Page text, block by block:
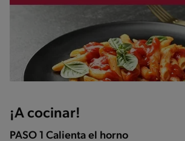
¡A cocinar!
PASO 1 Calienta el horno